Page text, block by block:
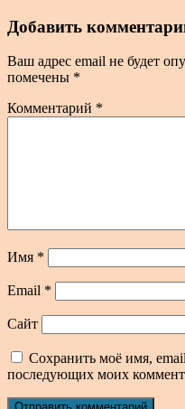
Добавить
Ваш адрес email не будет
помечены *
Комментарий *
Имя *
Email *
Сайт
Сохранить моё имя,
последующих моих